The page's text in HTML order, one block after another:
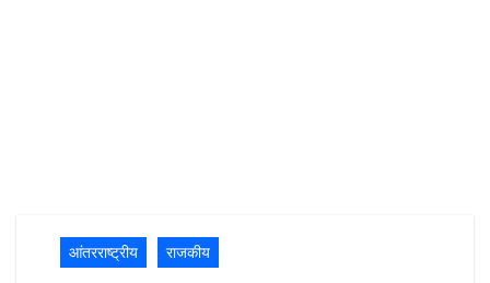
आंतरराष्ट्रीय राजकीय